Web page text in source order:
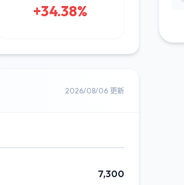
+34.38%
2026/08/06 更新
7,300